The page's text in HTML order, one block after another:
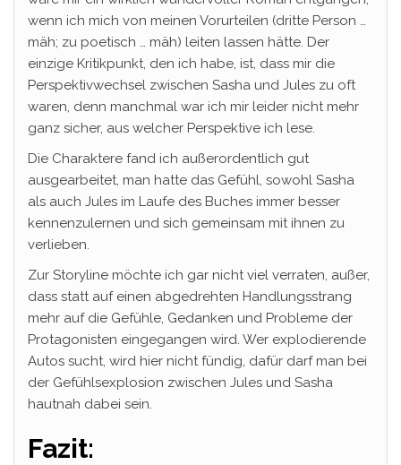
wenn ich mich von meinen Vorurteilen (dritte Person …
mäh; zu poetisch … mäh) leiten lassen hätte. Der
einzige Kritikpunkt, den ich habe, ist, dass mir die
Perspektivwechsel zwischen Sasha und Jules zu oft
waren, denn manchmal war ich mir leider nicht mehr
ganz sicher, aus welcher Perspektive ich lese.
Die Charaktere fand ich außerordentlich gut
ausgearbeitet, man hatte das Gefühl, sowohl Sasha
als auch Jules im Laufe des Buches immer besser
kennenzulernen und sich gemeinsam mit ihnen zu
verlieben.
Zur Storyline möchte ich gar nicht viel verraten, außer,
dass statt auf einen abgedrehten Handlungsstrang
mehr auf die Gefühle, Gedanken und Probleme der
Protagonisten eingegangen wird. Wer explodierende
Autos sucht, wird hier nicht fündig, dafür darf man bei
der Gefühlsexplosion zwischen Jules und Sasha
hautnah dabei sein.
Fazit: